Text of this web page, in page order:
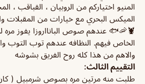
المنيو اختياركم من الروبيان ، القباقب ،
الميكس البحري مع خيارات من المقبلات
🦞🦐🐟 عندهم صوص البانااروزا يفوز مره
الخاص فيهم. النظافه عندهم توب التوب
والاهم من هذا كله روح الفريق بشوشه
التقييم الثالث:
طلبت منه مرتين مره بصوص شرمبيل (